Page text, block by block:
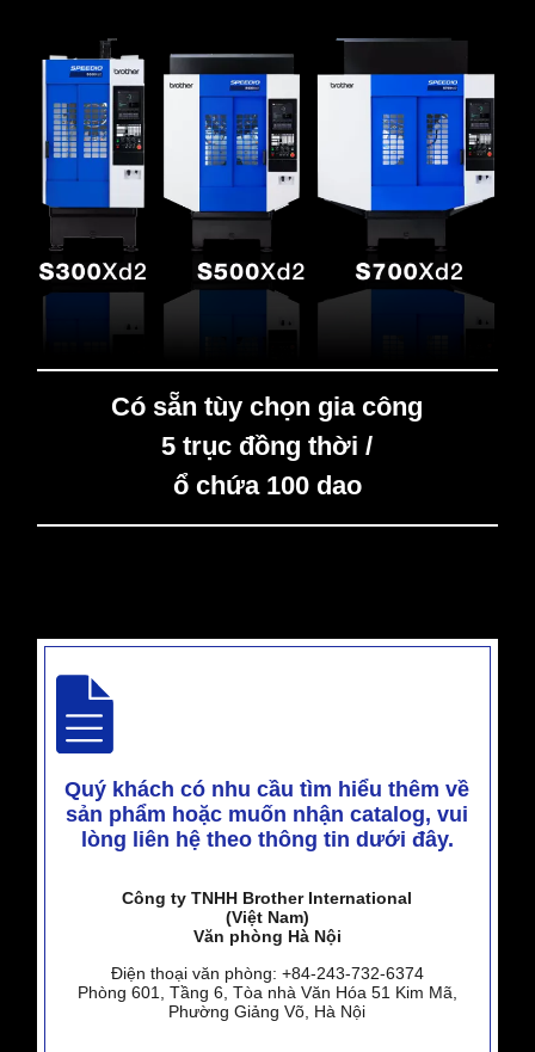
Có sẵn tùy chọn gia công
5 trục đồng thời /
ổ chứa 100 dao
Quý khách có nhu cầu tìm hiểu thêm về
sản phẩm hoặc muốn nhận catalog,vui
lòng liên hệ theo thông tin dưới đây.
Công ty TNHH Brother International
(Việt Nam)
Văn phòng Hà Nội
Điện thoại văn phòng: +84-243-732-6374
Phòng 601, Tầng 6, Tòa nhà Văn Hóa 51 Kim Mã,
Phường Giảng Võ, Hà Nội